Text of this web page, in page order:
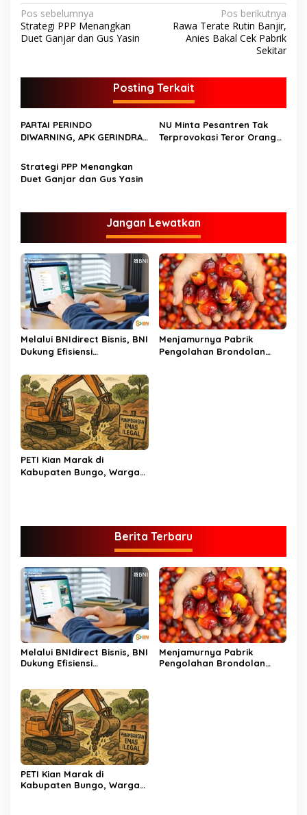
N
a
i
a
s
p
o
s
Pos sebelumnya
Strategi PPP Menangkan
Duet Ganjar dan Gus Yasin
Pos berikutnya
Rawa Terate Rutin Banjir,
Anies Bakal Cek Pabrik
Sekitar
Posting Terkait
PARTAI PERINDO
DIWARNING, APK GERINDRA
NU Minta Pesantren Tak
Terprovokasi Teror Orang
Strategi PPP Menangkan
Duet Ganjar dan Gus Yasin
Jangan Lewatkan
Melalui BNIdirect Bisnis, BNI
Dukung Efisiensi
UMKM
Menjamurnya Pabrik
Pengolahan Brondolan
PETI Kian Marak di
Kabupaten Bungo, Warga
Berita Terbaru
Melalui BNIdirect Bisnis, BNI
Dukung Efisiensi
Menjamurnya Pabrik
Pengolahan Brondolan
PETI Kian Marak di
Kabupaten Bungo, Warga